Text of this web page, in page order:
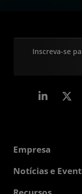
Inscreva-se
Empresa
Sobre a AMD
Notícias e
Sala de Imprensa